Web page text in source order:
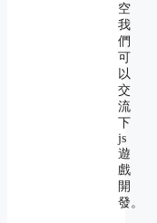
空
我
們
可
以
交
流
下
js
遊
戲
開
發。